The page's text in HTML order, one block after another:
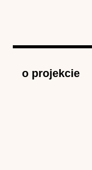
o projekcie